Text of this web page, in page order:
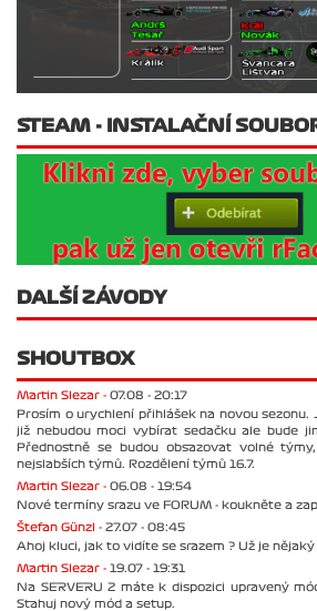
STEAM - INSTALAČNÍ
DALŠÍ ZÁVODY
SHOUTBOX
Martin Slezar - 07.08 - 20:17
Prosím o urychlení přihlášek na novou sezonu.
již nebudou moci vybírat sedačku ale bude
Přednostně se budou obsazovat volné
nejslabších týmů. Rozdělení týmů 16.7.
Martin Slezar - 06.08 - 19:54
Nové termíny srazu ve FORUM - koukněte a
Štefan Günzl - 27.07 - 08:45
Ahoj kluci, jak to vidíte se srazem ? Už je
Martin Slezar - 19.07 - 19:31
Na SERVERU 2 máte k dispozici upravený
Stahuj nový mód a setup.